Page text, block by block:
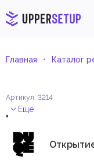
Главная Каталог
Артикул: 3214
. Ещё